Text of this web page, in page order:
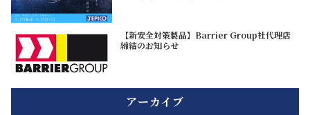
【新安全対策製品】Barrier Group社代理店
締結のお知らせ
アーカイブ